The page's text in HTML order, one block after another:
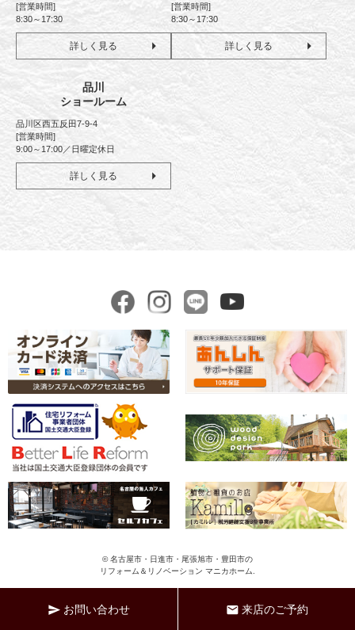
[営業時間]
8:30～17:30
詳しく見る
[営業時間]
8:30～17:30
詳しく見る
品川
ショールーム
品川区西五反田7-9-4
[営業時間]
9:00～17:00／日曜定休日
詳しく見る
send お問い合わせ mail 来店のご予約
© 名古屋市・日進市・尾張旭市・豊田市の
リフォーム＆リノベーション マニカホーム.